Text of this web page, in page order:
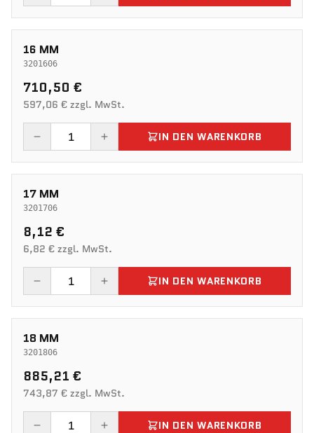
16 MM
3201606
710,50 €
597,06 € zzgl. MwSt.
IN DEN WARENKORB
17 MM
3201706
8,12 €
6,82 € zzgl. MwSt.
IN DEN WARENKORB
18 MM
3201806
885,21 €
743,87 € zzgl. MwSt.
IN DEN WARENKORB